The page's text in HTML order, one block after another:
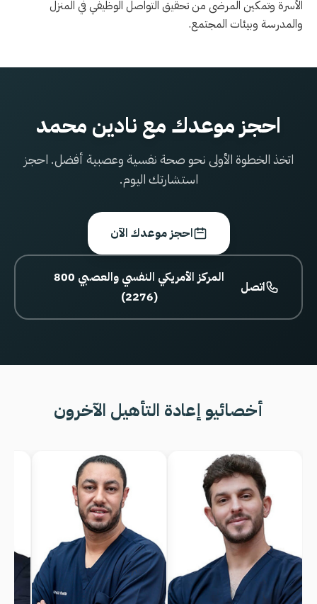
الأسرة وتمكين المرضى من تحقيق التواصل الوظيفي في المنزل
والمدرسة وبيئات المجتمع.
احجز موعدك مع نادين محمد
اتخذ الخطوة الأولى نحو صحة نفسية وعصبية أفضل. احجز
استشارتك اليوم.
احجز موعدك الآن
اتصل
800 المركز الأمريكي النفسي والعصبي
(2276)
أخصائيو إعادة التأهيل الآخرون